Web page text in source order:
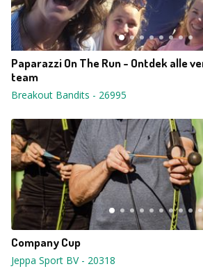
Paparazzi On The Run - Ontdek alle
team
Breakout Bandits - 26995
Company Cup
Jeppa Sport BV- 20318